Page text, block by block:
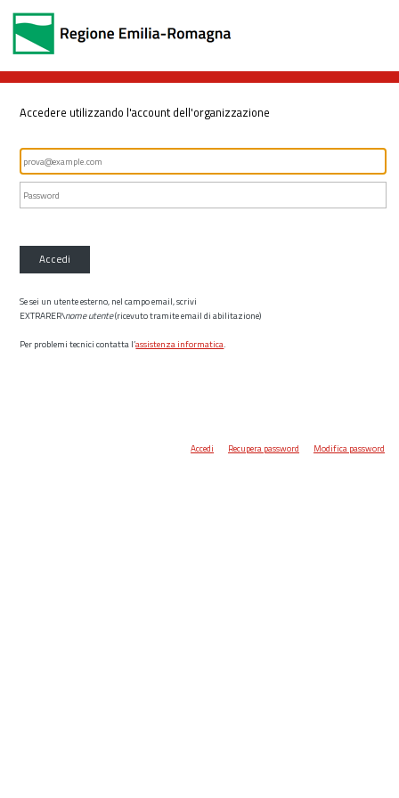
Accedere utilizzando l'account dell'organizzazione
Accedi
Se sei un utente esterno, nel campo email, scrivi
EXTRARER\nome utente(ricevuto tramite email di abilitazione)
Per problemi tecnici contatta l’assistenza informatica.
Accedi Recupera password Modifica password